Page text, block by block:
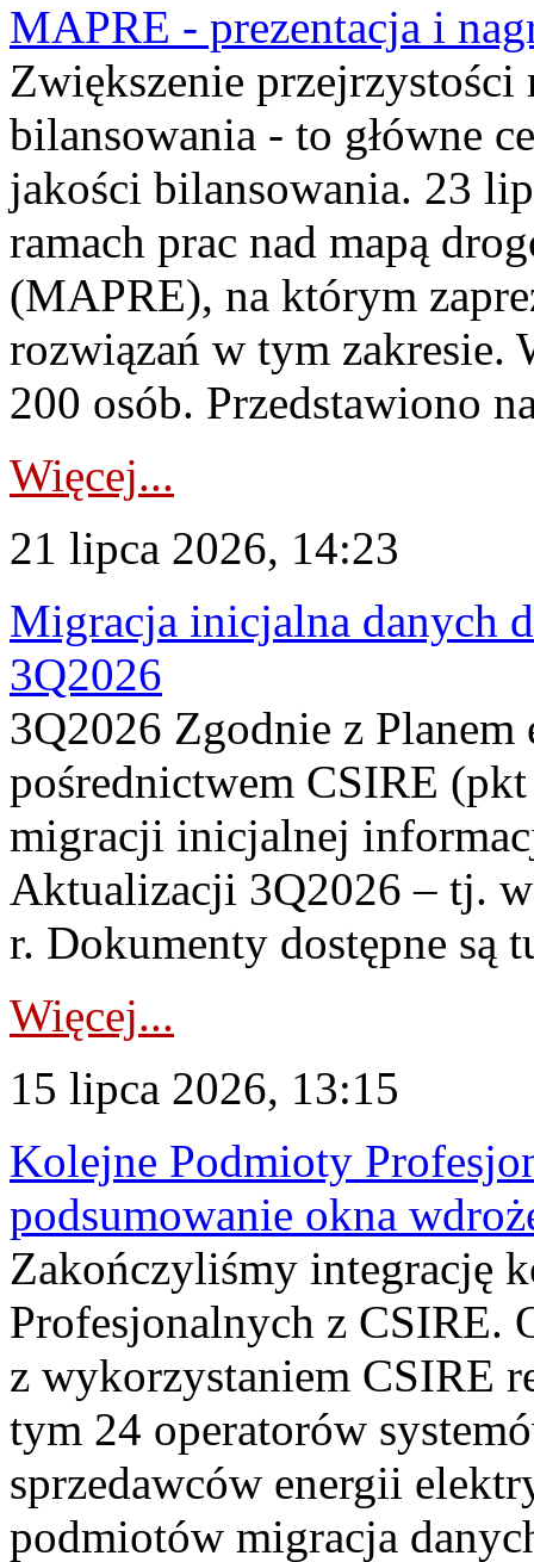
MAPRE - prezentacja i
Zwiększenie
bilansowania - to główne
jakości bilansowania. 23
ramach prac nad mapą
(MAPRE), na którym
rozwiązań w tym zakresie.
200 osób. Przedstawiono
Więcej...
21 lipca 2026, 14:23
Migracja inicjalna danych
3Q2026
3Q2026 Zgodnie z
pośrednictwem CSIRE
migracji inicjalnej
Aktualizacji 3Q2026 – tj.
r. Dokumenty dostępne są
Więcej...
15 lipca 2026, 13:15
Kolejne Podmioty
podsumowanie okna
Zakończyliśmy integrację
Profesjonalnych z CSIRE.
z wykorzystaniem CSIRE
tym 24 operatorów
sprzedawców energii
podmiotów migracja